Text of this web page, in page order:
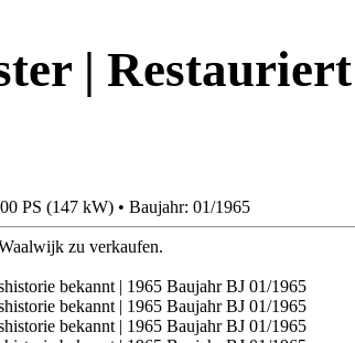
|
PS (147 kW) • Baujahr: 01/1965
zu verkaufen.